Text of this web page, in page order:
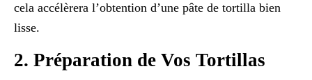
cela accélèrera l’obtention d’une pâte de tortilla bien
lisse.
2. Préparation de Vos Tortillas